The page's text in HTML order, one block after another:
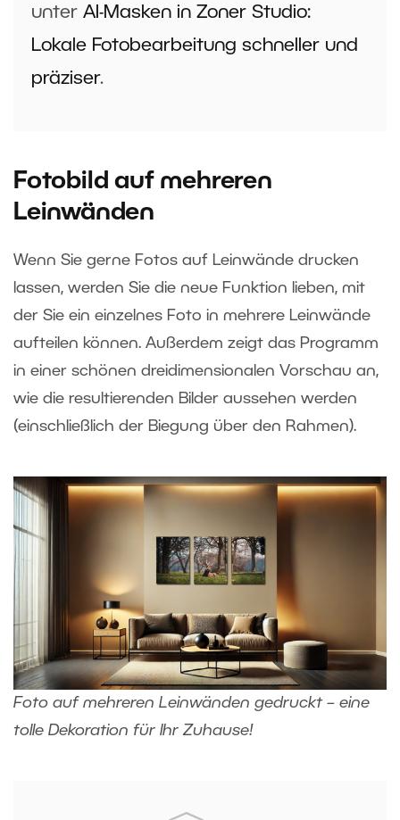
unter AI-Masken in Zoner Studio:
Lokale Fotobearbeitung schneller und
präziser.
Fotobild auf mehreren
Leinwänden
Wenn Sie gerne Fotos auf Leinwände drucken
lassen, werden Sie die neue Funktion lieben, mit
der Sie ein einzelnes Foto in mehrere Leinwände
aufteilen können. Außerdem zeigt das Programm
in einer schönen dreidimensionalen Vorschau an,
wie die resultierenden Bilder aussehen werden
(einschließlich der Biegung über den Rahmen).
Foto auf mehreren Leinwänden gedruckt – eine
tolle Dekoration für Ihr Zuhause!